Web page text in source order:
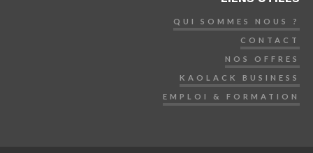
QUI SOMMES NOUS ?
CONTACT
NOS OFFRES
KAOLACK BUSINESS
EMPLOI & FORMATION